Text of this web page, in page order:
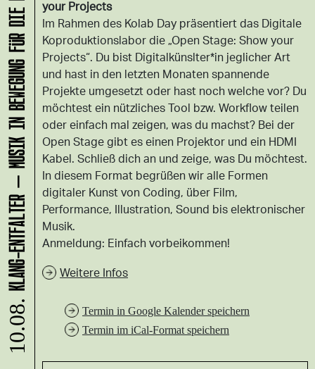
your Projects
Im Rahmen des Kolab Day präsentiert das Digitale
Koproduktionslabor die „Open Stage: Show your
Projects“. Du bist Digitalkünslter*in jeglicher Art
und hast in den letzten Monaten spannende
Projekte umgesetzt oder hast noch welche vor? Du
möchtest ein nützliches Tool bzw. Workflow teilen
oder einfach mal zeigen, was du machst? Bei der
Open Stage gibt es einen Projektor und ein HDMI
Kabel. Schließ dich an und zeige, was Du möchtest.
In diesem Format begrüßen wir alle Formen
digitaler Kunst von Coding, über Film,
Performance, Illustration, Sound bis elektronischer
Musik.
Anmeldung: Einfach vorbeikommen!
Weitere Infos
Termin in Google Kalender speichern
Termin im iCal-Format speichern
10.08.
KLANG-ENTFALTER – MUSIK IN BEWEGUNG FÜR DIE NORDSTADT